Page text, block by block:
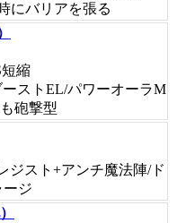
にバリアを張る
縮
ストEL/パワーオーラM
砲撃型
ジスト+アンチ魔法陣/ド
ージ